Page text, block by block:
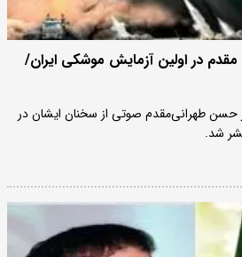
در اولین آزمایش موشکی ایران/
حسن طهرانی‌مقدم صوتی از سخنان ایشان در
شد.